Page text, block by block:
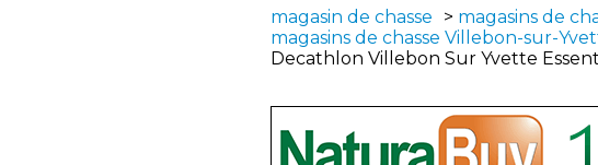
magasin de chasse > magasins de
magasins de chasse Villebon-sur-
Decathlon Villebon Sur Yvette